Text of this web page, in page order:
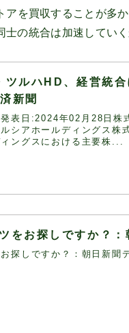
アを買収することが多
の統合は加速していく
ツルハHD、経営統
新聞
発表日:2024年02月28日株
シアホールディングス株
ングスにおける主要株...
をお探しですか？
探しですか？：朝日新聞